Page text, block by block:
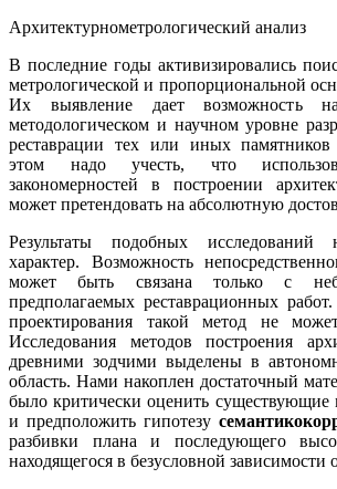
Архитектурно­метрологический анализ
В последние годы активизировались
метрологической и пропорциональной
Их выявление дает возможность
методологическом и научном уровне
реставрации тех или иных
этом надо учесть, что
закономерностей в построении
может претендовать на абсолютную
Результаты подобных исследований
характер. Возможность
может быть связана только с
предполагаемых реставрационных
проектирования такой метод не
Исследования методов построения
древними зодчими выделены в
область. Нами накоплен достаточный
было критически оценить существующие
и предположить гипотезу
разбивки плана и последующего
находящегося в безусловной зависимости